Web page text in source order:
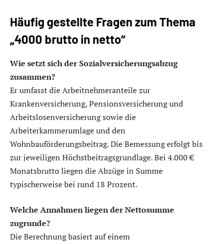
Häufig gestellte Fragen zum Thema
„4000 brutto in netto“
Wie setzt sich der Sozialversicherungsabzug
zusammen?
Er umfasst die Arbeitnehmeranteile zur
Krankenversicherung, Pensionsversicherung und
Arbeitslosenversicherung sowie die
Arbeiterkammerumlage und den
Wohnbauförderungsbeitrag. Die Bemessung erfolgt bis
zur jeweiligen Höchstbeitragsgrundlage. Bei 4.000 €
Monatsbrutto liegen die Abzüge in Summe
typischerweise bei rund 18 Prozent.
Welche Annahmen liegen der Nettosumme
zugrunde?
Die Berechnung basiert auf einem